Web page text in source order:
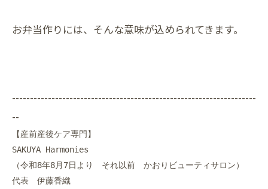
お弁当作りには、そんな意味が込められてきます。
--------------------------------------------------------------------
--
【産前産後ケア専門】
SAKUYA Harmonies
（令和8年8月7日より　それ以前　かおりビューティサロン）